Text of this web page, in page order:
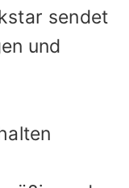
sendet
und